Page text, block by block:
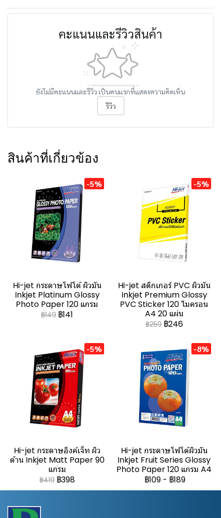
คะแนนและรีวิวสินค้า
ยังไม่มีคะแนนและรีวิว เป็นคนแรกที่แสดงความคิดเห็น
รีวิว
สินค้าที่เกี่ยวข้อง
-5%
Hi-jet กระดาษโฟโต้ ผิวมัน
Inkjet Platinum Glossy
Photo Paper 120 แกรม
฿149 ฿141
-5%
Hi-jet สติกเกอร์ PVC ผิวมัน
Inkjet Premium Glossy
PVC Sticker 120 ไมครอน
A4 20 แผ่น
฿259 ฿246
-5%
Hi-jet กระดาษอิงค์เจ็ท ผิว
ด้าน Inkjet Matt Paper 90
แกรม
฿419 ฿398
-8%
Hi-jet กระดาษโฟโต้ผิวมัน
Inkjet Fruit Series Glossy
Photo Paper 120 แกรม A4
฿109 - ฿189